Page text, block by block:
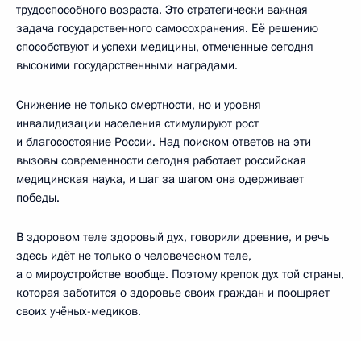
трудоспособного возраста. Это стратегически важная
задача государственного самосохранения. Её решению
способствуют и успехи медицины, отмеченные сегодня
высокими государственными наградами.
Снижение не только смертности, но и уровня
инвалидизации населения стимулируют рост
и благосостояние России. Над поиском ответов на эти
вызовы современности сегодня работает российская
медицинская наука, и шаг за шагом она одерживает
победы.
В здоровом теле здоровый дух, говорили древние, и речь
здесь идёт не только о человеческом теле,
а о мироустройстве вообще. Поэтому крепок дух той страны,
которая заботится о здоровье своих граждан и поощряет
своих учёных-медиков.